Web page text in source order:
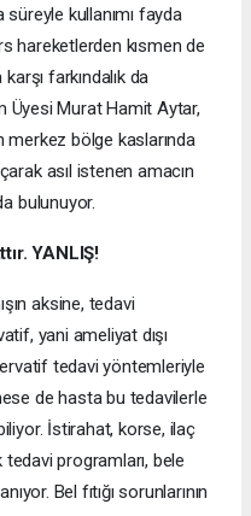
kullanımı fayda
hareketlerden kısmen de
farkındalık da
Üyesi Murat Hamit Aytar,
merkez bölge kaslarında
asıl istenen amacın
bulunuyor.
YANLIŞ!
aksine, tedavi
yani ameliyat dışı
tedavi yöntemleriyle
de hasta bu tedavilerle
İstirahat, korse, ilaç
programları, bele
Bel fıtığı sorunlarının